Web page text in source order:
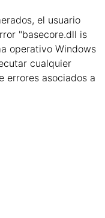
el usuario
"basecore.dll is
operativo Windows
cualquier
errores asociados a